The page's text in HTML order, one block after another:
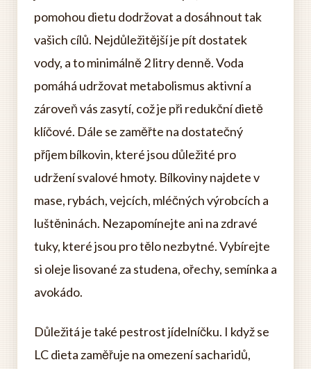
pomohou dietu dodržovat a dosáhnout tak
vašich cílů. Nejdůležitější je pít dostatek
vody, a to minimálně 2 litry denně. Voda
pomáhá udržovat metabolismus aktivní a
zároveň vás zasytí, což je při redukční dietě
klíčové. Dále se zaměřte na dostatečný
příjem bílkovin, které jsou důležité pro
udržení svalové hmoty. Bílkoviny najdete v
mase, rybách, vejcích, mléčných výrobcích a
luštěninách. Nezapomínejte ani na zdravé
tuky, které jsou pro tělo nezbytné. Vybírejte
si oleje lisované za studena, ořechy, semínka a
avokádo.
Důležitá je také pestrost jídelníčku. I když se
LC dieta zaměřuje na omezení sacharidů,